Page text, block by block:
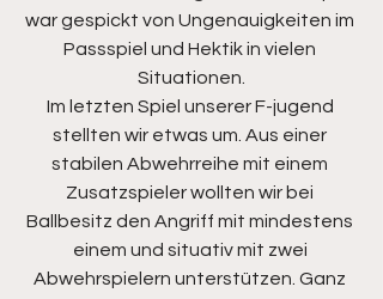
war gespickt von Ungenauigkeiten im
Passspiel und Hektik in vielen
Situationen.
Im letzten Spiel unserer F-jugend
stellten wir etwas um. Aus einer
stabilen Abwehrreihe mit einem
Zusatzspieler wollten wir bei
Ballbesitz den Angriff mit mindestens
einem und situativ mit zwei
Abwehrspielern unterstützen. Ganz